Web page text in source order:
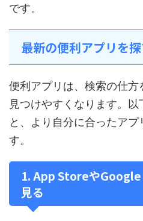
です。
最新の便利アプリを
便利アプリは、検索の仕方
見つけやすくなります。
と、より自分に合ったア
す。
1. App StoreやGoogle
見る